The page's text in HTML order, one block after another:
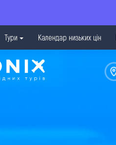
Тури Календар низьких цін